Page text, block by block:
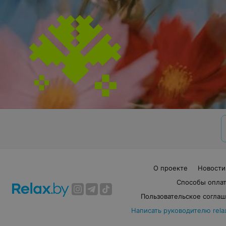
О проекте
Способы
Пользовательское
Написать руководителю